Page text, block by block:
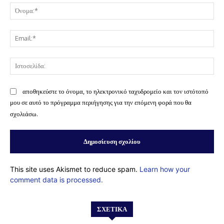
αποθηκεύστε το όνομα, το ηλεκτρονικό ταχυδρομείο και τον ιστότοπό
μου σε αυτό το πρόγραμμα περιήγησης για την επόμενη φορά που θα
σχολιάσω.
This site uses Akismet to reduce spam. Learn how your
comment data is processed.
ΣΧΕΤΙΚΆ